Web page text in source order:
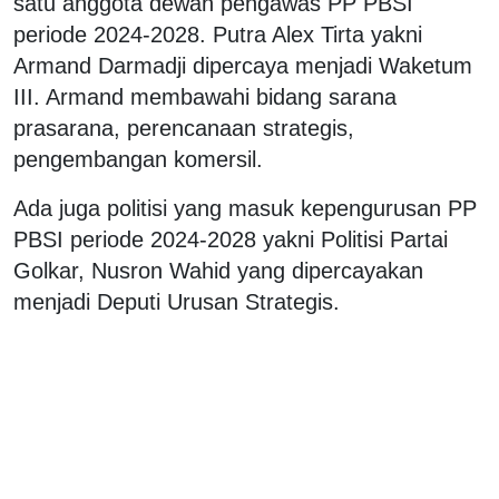
periode 2024-2028. Putra Alex Tirta yakni
Armand Darmadji dipercaya menjadi Waketum
III. Armand membawahi bidang sarana
prasarana, perencanaan strategis,
pengembangan komersil.
Ada juga politisi yang masuk kepengurusan PP
PBSI periode 2024-2028 yakni Politisi Partai
Golkar, Nusron Wahid yang dipercayakan
menjadi Deputi Urusan Strategis.